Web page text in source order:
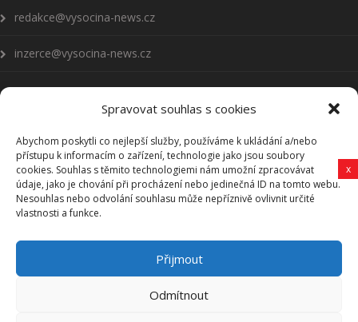
Spravovat souhlas s cookies
Abychom poskytli co nejlepší služby, používáme k ukládání a/nebo
přístupu k informacím o zařízení, technologie jako jsou soubory
cookies. Souhlas s těmito technologiemi nám umožní zpracovávat
údaje, jako je chování při procházení nebo jedinečná ID na tomto webu.
Nesouhlas nebo odvolání souhlasu může nepříznivě ovlivnit určité
vlastnosti a funkce.
Přijmout
Odmítnout
redakce@vysocina-news.cz
inzerce@vysocina-news.cz
Přihlásit se k odběru novinek
Všeobecné podmínky
Vysočina-news.cz
Zpravodajství z Vysočiny
x